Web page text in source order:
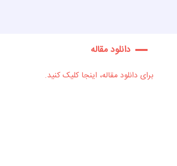
دانلود مقاله
برای دانلود مقاله، اینجا کلیک کنید.